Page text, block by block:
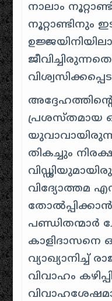
നാലാം
നൂറ്റാണ്ടിനും
പ്രശസ്തമായ
തികച്ചും
വിദ്യോത്തമ
പണ്ഡിതന്മാർ
കാളിദാസനെ
വ്യാഖ്യാനിച്ച്
വിവാഹം